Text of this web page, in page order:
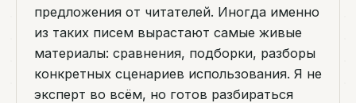
предложения от читателей. Иногда именно
из таких писем вырастают самые живые
материалы: сравнения, подборки, разборы
конкретных сценариев использования. Я не
эксперт во всём, но готов разбираться